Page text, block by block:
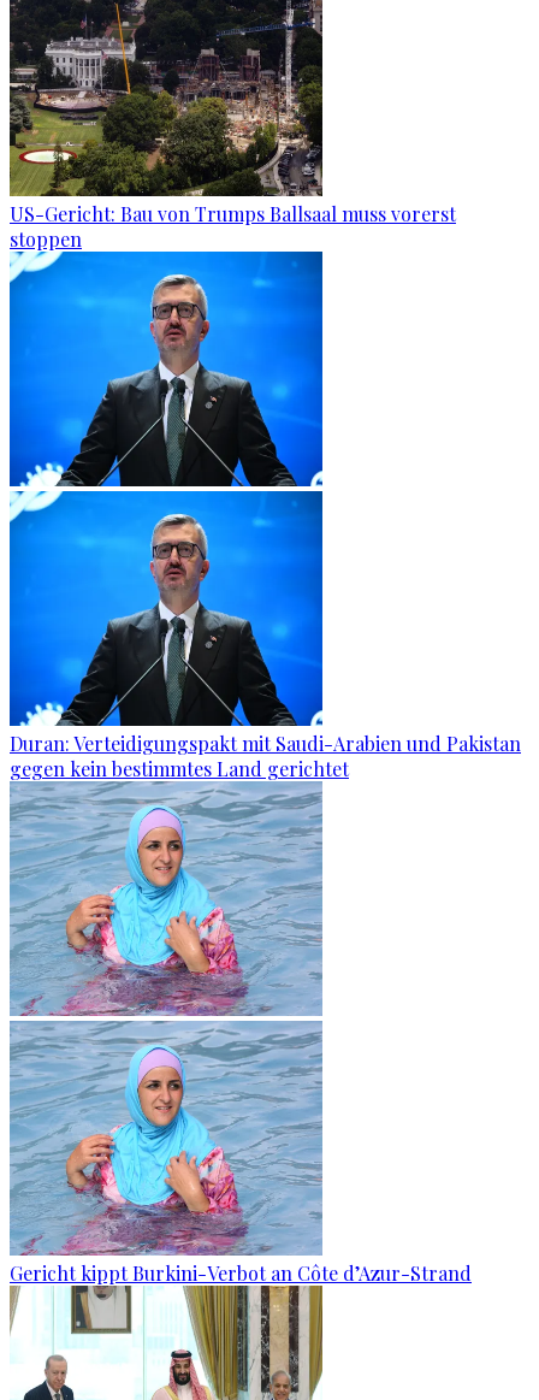
US-Gericht: Bau von Trumps Ballsaal muss vorerst
stoppen
Duran: Verteidigungspakt mit Saudi-Arabien und Pakistan
gegen kein bestimmtes Land gerichtet
Gericht kippt Burkini-Verbot an Côte d’Azur-Strand